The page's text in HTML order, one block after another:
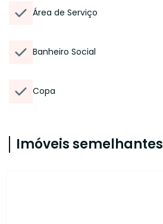
Área de Serviço
Banheiro Social
Copa
Imóveis semelhantes